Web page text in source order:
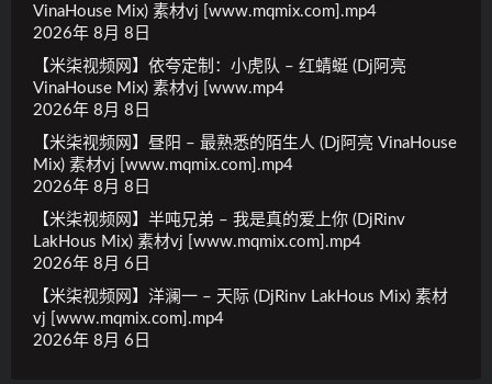
VinaHouse Mix) 素材vj [www.mqmix.com].mp4
2026年 8月 8日
【米柒视频网】依夸定制：小虎队 – 红蜻蜓 (Dj阿亮
VinaHouse Mix) 素材vj [www.mp4
2026年 8月 8日
【米柒视频网】昼阳 – 最熟悉的陌生人 (Dj阿亮 VinaHouse
Mix) 素材vj [www.mqmix.com].mp4
2026年 8月 8日
【米柒视频网】半吨兄弟 – 我是真的爱上你 (DjRinv
LakHous Mix) 素材vj [www.mqmix.com].mp4
2026年 8月 6日
【米柒视频网】洋澜一 – 天际 (DjRinv LakHous Mix) 素材
vj [www.mqmix.com].mp4
2026年 8月 6日